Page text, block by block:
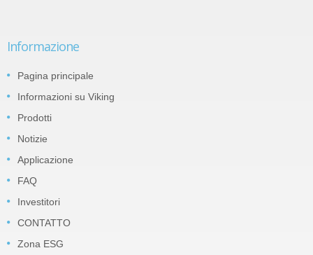
Informazione
Pagina principale
Informazioni su Viking
Prodotti
Notizie
Applicazione
FAQ
Investitori
CONTATTO
Zona ESG